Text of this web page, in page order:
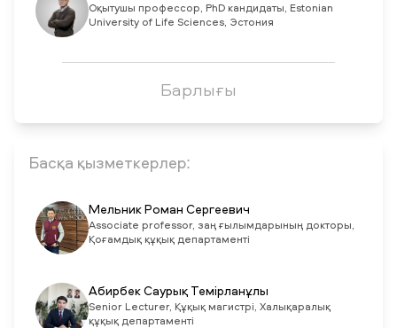
Оқытушы профессор, PhD кандидаты, Estonian
University of Life Sciences, Эстония
Барлығы
Басқа қызметкерлер:
Мельник Роман Сергеевич
Associate professor, заң ғылымдарының докторы,
Қоғамдық құқық департаменті
Абирбек Саурық Темірланұлы
Senior Lecturer, Құқық магистрі, Халықаралық
құқық департаменті